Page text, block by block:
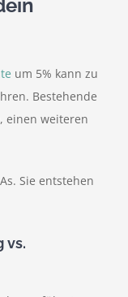
um 5% kann zu
Bestehende
einen weiteren
Sie entstehen
vs.